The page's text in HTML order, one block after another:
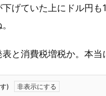
げていた上にドル円
と消費税増税か。本当
)